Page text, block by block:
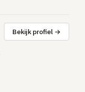
Bekijk profiel →